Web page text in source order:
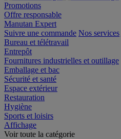
Promotions
Offre responsable
Manutan Expert
Suivre une commande Nos services
Bureau et télétravail
Entrepôt
Fournitures industrielles et outillage
Emballage et bac
Sécurité et santé
Espace extérieur
Restauration
Hygiène
Sports et loisirs
Affichage
Voir toute la catégorie